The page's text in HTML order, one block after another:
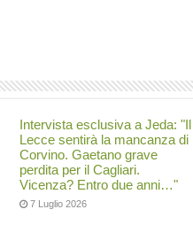
Intervista esclusiva a Jeda: "Il
Lecce sentirà la mancanza di
Corvino. Gaetano grave
perdita per il Cagliari.
Vicenza? Entro due anni…"
7 Luglio 2026